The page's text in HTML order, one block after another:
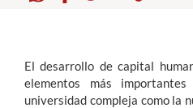
Estudiantes
El desarrollo de capital
elementos más
universidad compleja como la